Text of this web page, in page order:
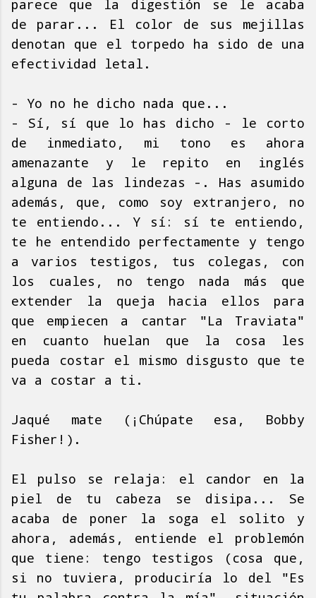
parece que la digestión se le acaba
de parar... El color de sus mejillas
denotan que el torpedo ha sido de una
efectividad letal.
- Yo no he dicho nada que...
- Sí, sí que lo has dicho - le corto
de inmediato, mi tono es ahora
amenazante y le repito en inglés
alguna de las lindezas -. Has asumido
además, que, como soy extranjero, no
te entiendo... Y sí: sí te entiendo,
te he entendido perfectamente y tengo
a varios testigos, tus colegas, con
los cuales, no tengo nada más que
extender la queja hacia ellos para
que empiecen a cantar "La Traviata"
en cuanto huelan que la cosa les
pueda costar el mismo disgusto que te
va a costar a ti.
Jaqué mate (¡Chúpate esa, Bobby
Fisher!).
El pulso se relaja: el candor en la
piel de tu cabeza se disipa... Se
acaba de poner la soga el solito y
ahora, además, entiende el problemón
que tiene: tengo testigos (cosa que,
si no tuviera, produciría lo del "Es